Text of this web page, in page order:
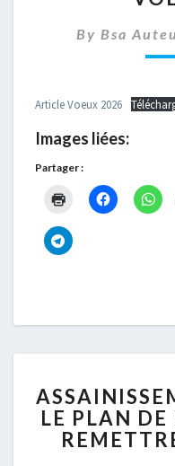
By Bsa
Article Voeux 2026
Images liées:
Partager :
LE PLAN